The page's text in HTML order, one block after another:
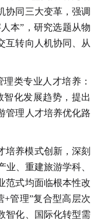
协同三大变革，强调
本”，研究选题从物
互转向人机协同、从
类专业人才培养：
智化发展趋势，提出
管理人才培养优化路
培养模式创新，深刻
、重建旅游学科、
范式均面临根本性改
+管理”复合型高层次
智化、国际化转型需